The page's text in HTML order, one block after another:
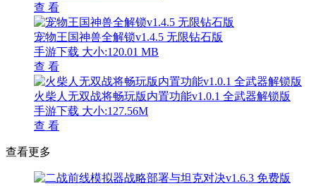
查 看
宠物王国神兽全解锁v1.4.5 无限钻石版
手游下载 大小:120.01 MB
查 看
火柴人无双战将畅玩版内置功能v1.0.1 全武器解锁版
手游下载 大小:127.56M
查 看
查看更多